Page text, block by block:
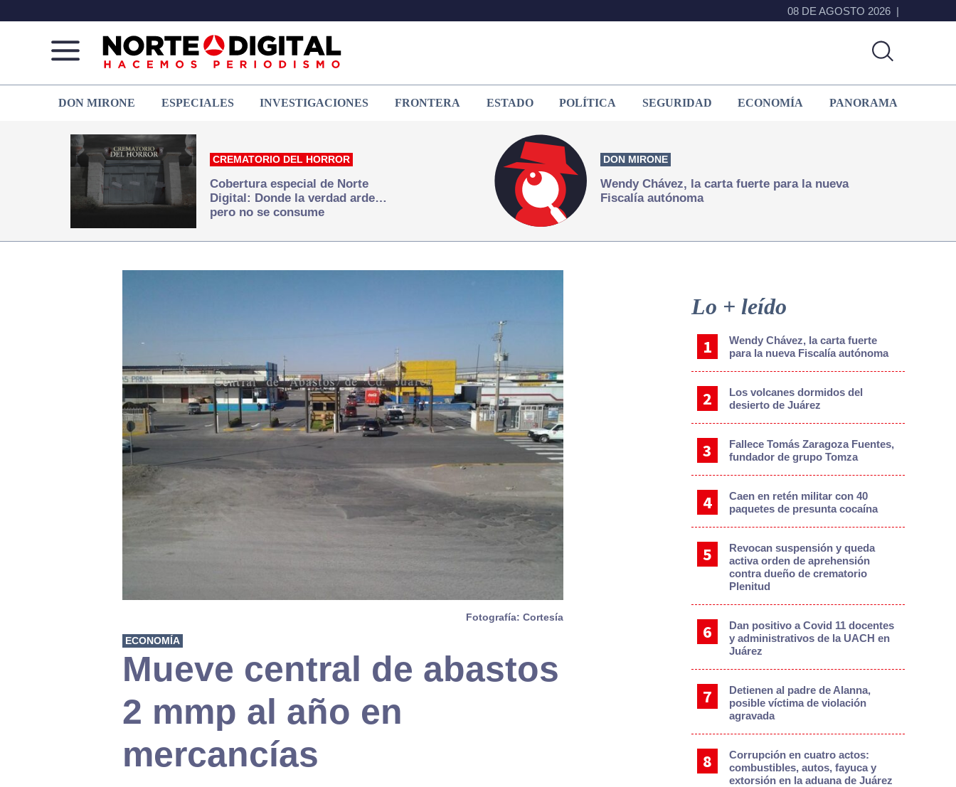
08 DE AGOSTO 2026
de
Juárez
que
hacemos periodismo
DON MIRONE ESPECIALES INVESTIGACIONES FRONTERA ESTADO POLÍTICA SEGURIDAD ECONOMÍA PANORAMA
CREMATORIO DEL HORROR
Cobertura especial de Norte
Digital: Donde la verdad arde…
pero no se consume
DON MIRONE
Wendy Chávez, la carta fuerte para la nueva
Fiscalía autónoma
Fotografía: Cortesía
ECONOMÍA
Mueve central de abastos
2 mmp al año en
mercancías
Sidebar
Lo + leído
Wendy Chávez, la carta fuerte
para la nueva Fiscalía autónoma
Los volcanes dormidos del
desierto de Juárez
Fallece Tomás Zaragoza Fuentes,
fundador de grupo Tomza
Caen en retén militar con 40
paquetes de presunta cocaína
Revocan suspensión y queda
activa orden de aprehensión
contra dueño de crematorio
Plenitud
Dan positivo a Covid 11 docentes
y administrativos de la UACH en
Juárez
Detienen al padre de Alanna,
posible víctima de violación
agravada
Corrupción en cuatro actos:
combustibles, autos, fayuca y
extorsión en la aduana de Juárez